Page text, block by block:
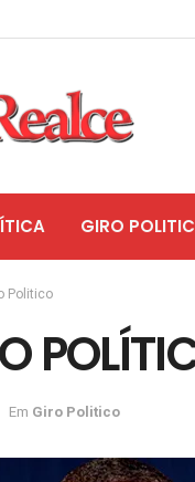
GIRO
Politico
Em Giro Politico